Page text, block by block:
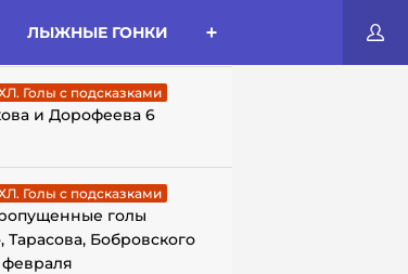
ЛЫЖНЫЕ ГОНКИ
Голы с подсказками
и Дорофеева 6
Голы с подсказками
голы
Тарасова, Бобровского